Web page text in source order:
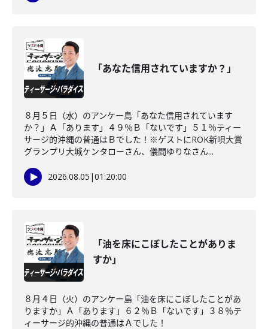
「あなた信用されていますか？」
８月５日（水）のアンケー島「あなた信用されています
か？」Ａ「あります」４９％Ｂ「ないです」５１％ティー
サージ的沖縄の普通はＢでした！※ゲストにROK新唄大賞
グランプリ大城ケンタローさん、儀間ゆりなさん...
2026.08.05 |01:20:00
「油を床にこぼしたことがありま
すか」
８月４日（火）のアンケー島「油を床にこぼしたことがあ
りますか」Ａ「あります」６２％Ｂ「ないです」３８％テ
ィーサージ的沖縄の普通はＡでした！